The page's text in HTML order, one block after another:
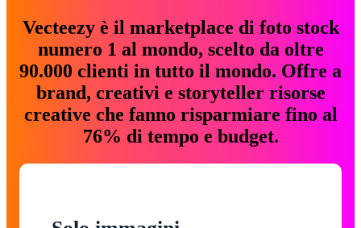
Vecteezy è il marketplace di foto stock
numero 1 al mondo, scelto da oltre
90.000 clienti in tutto il mondo. Offre a
brand, creativi e storyteller risorse
creative che fanno risparmiare fino al
76% di tempo e budget.